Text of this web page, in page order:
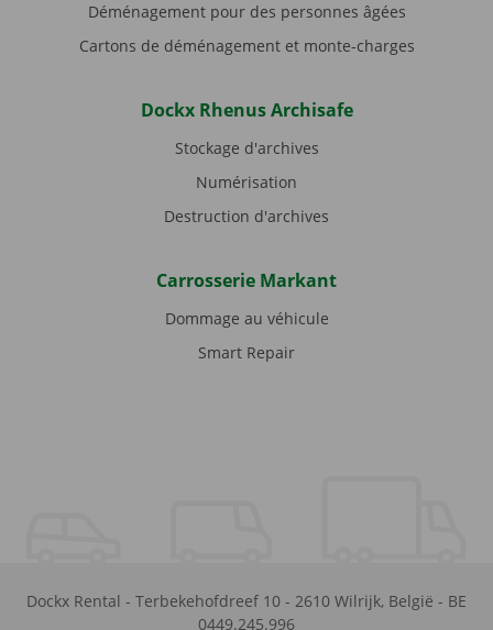
Déménagement pour des personnes âgées
Cartons de déménagement et monte-charges
Dockx Rhenus Archisafe
Stockage d'archives
Numérisation
Destruction d'archives
Carrosserie Markant
Dommage au véhicule
Smart Repair
Dockx Rental - Terbekehofdreef 10 - 2610 Wilrijk, België - BE
0449.245.996